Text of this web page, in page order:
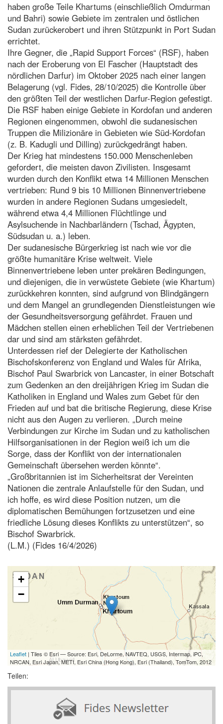
haben große Teile Khartums (einschließlich Omdurman
und Bahri) sowie Gebiete im zentralen und östlichen
Sudan zurückerobert und ihren Stützpunkt in Port Sudan
errichtet.
Ihre Gegner, die „Rapid Support Forces“ (RSF), haben
nach der Eroberung von El Fascher (Hauptstadt des
nördlichen Darfur) im Oktober 2025 nach einer langen
Belagerung (vgl. Fides, 28/10/2025) die Kontrolle über
den größten Teil der westlichen Darfur-Region gefestigt.
Die RSF haben einige Gebiete in Kordofan und anderen
Regionen eingenommen, obwohl die sudanesischen
Truppen die Milizionäre in Gebieten wie Süd-Kordofan
(z. B. Kadugli und Dilling) zurückgedrängt haben.
Der Krieg hat mindestens 150.000 Menschenleben
gefordert, die meisten davon Zivilisten. Insgesamt
wurden durch den Konflikt etwa 14 Millionen Menschen
vertrieben: Rund 9 bis 10 Millionen Binnenvertriebene
wurden in andere Regionen Sudans umgesiedelt,
während etwa 4,4 Millionen Flüchtlinge und
Asylsuchende in Nachbarländern (Tschad, Ägypten,
Südsudan u. a.) leben.
Der sudanesische Bürgerkrieg ist nach wie vor die
größte humanitäre Krise weltweit. Viele
Binnenvertriebene leben unter prekären Bedingungen,
und diejenigen, die in verwüstete Gebiete (wie Khartum)
zurückkehren konnten, sind aufgrund von Blindgängern
und dem Mangel an grundlegenden Dienstleistungen wie
der Gesundheitsversorgung gefährdet. Frauen und
Mädchen stellen einen erheblichen Teil der Vertriebenen
dar und sind am stärksten gefährdet.
Unterdessen rief der Delegierte der Katholischen
Bischofskonferenz von England und Wales für Afrika,
Bischof Paul Swarbrick von Lancaster, in einer Botschaft
zum Gedenken an den dreijährigen Krieg im Sudan die
Katholiken in England und Wales zum Gebet für den
Frieden auf und bat die britische Regierung, diese Krise
nicht aus den Augen zu verlieren. „Durch meine
Verbindungen zur Kirche im Sudan und zu katholischen
Hilfsorganisationen in der Region weiß ich um die
Sorge, dass der Konflikt von der internationalen
Gemeinschaft übersehen werden könnte“.
„Großbritannien ist im Sicherheitsrat der Vereinten
Nationen die zentrale Anlaufstelle für den Sudan, und
ich hoffe, es wird diese Position nutzen, um die
diplomatischen Bemühungen fortzusetzen und eine
friedliche Lösung dieses Konflikts zu unterstützen“, so
Bischof Swarbrick.
(L.M.) (Fides 16/4/2026)
+
−
Leaflet | Tiles © Esri — Source: Esri, DeLorme, NAVTEQ, USGS, Intermap, iPC,
NRCAN, Esri Japan, METI, Esri China (Hong Kong), Esri (Thailand), TomTom, 2012
Teilen: